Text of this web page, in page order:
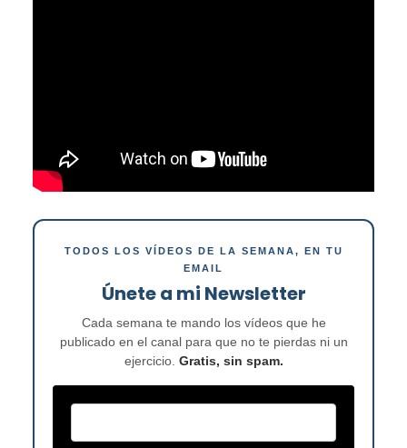
TODOS LOS VÍDEOS DE LA SEMANA, EN TU
EMAIL
Únete a mi Newsletter
Cada semana te mando los vídeos que he
publicado en el canal para que no te pierdas ni un
ejercicio. Gratis, sin spam.